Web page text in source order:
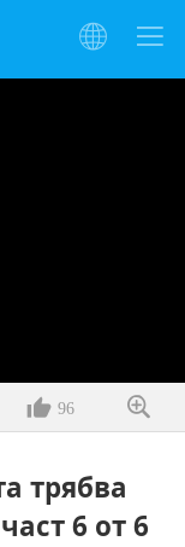
96
трябва
6 от 6